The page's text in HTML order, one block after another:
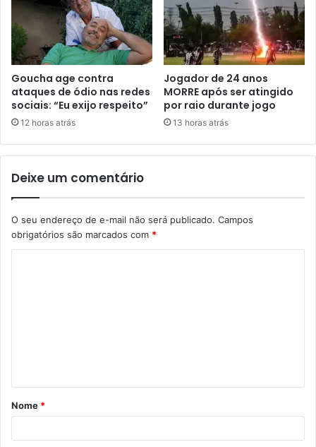
Goucha age contra
ataques de ódio nas redes
sociais: “Eu exijo respeito”
12 horas atrás
Jogador de 24 anos
MORRE após ser atingido
por raio durante jogo
13 horas atrás
Deixe um comentário
O seu endereço de e-mail não será publicado. Campos
obrigatórios são marcados com *
á
r
Nome *